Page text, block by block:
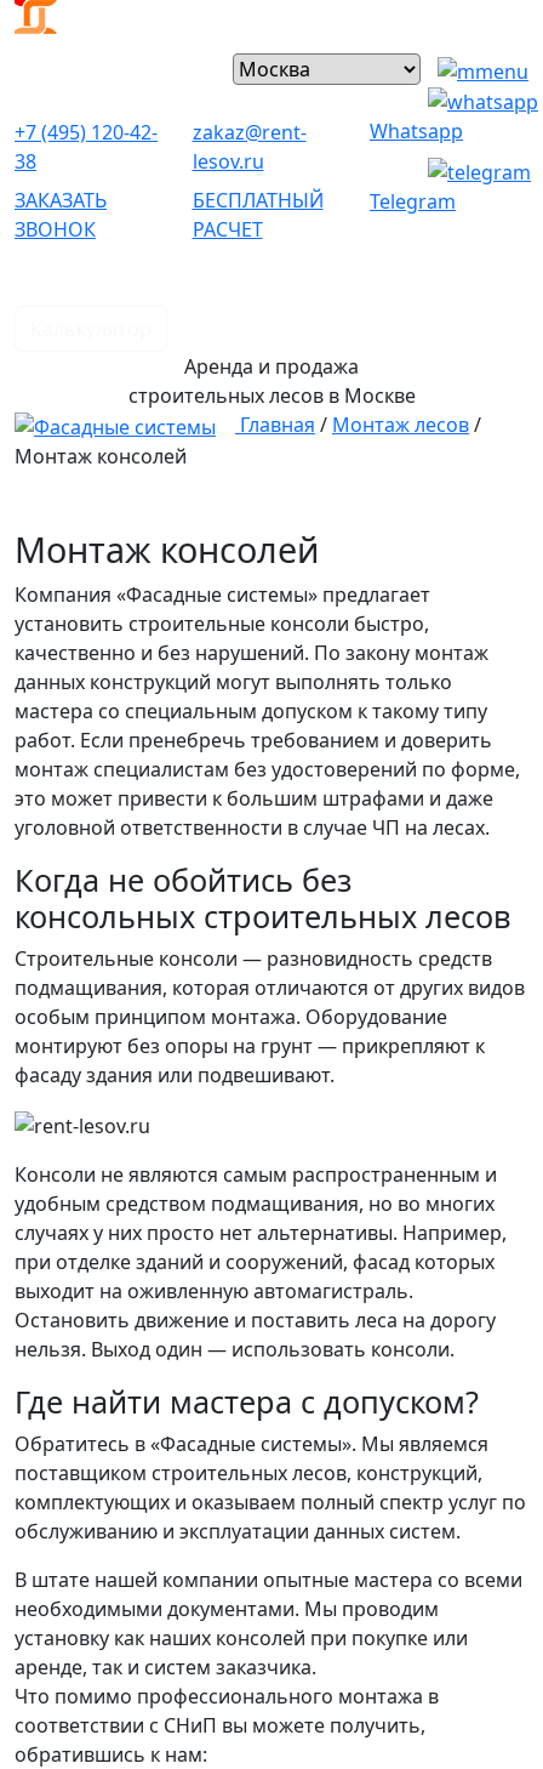
+7 (495) 120-42-
38
ЗАКАЗАТЬ
ЗВОНОК
zakaz@rent-
lesov.ru
БЕСПЛАТНЫЙ
РАСЧЕТ
Whatsapp
Telegram
Аренда и продажа
строительных лесов в Москве
Главная / Монтаж лесов/
Монтаж консолей
Монтаж консолей
Компания «Фасадные системы» предлагает
установить строительные консоли быстро,
качественно и без нарушений. По закону монтаж
данных конструкций могут выполнять только
мастера со специальным допуском к такому типу
работ. Если пренебречь требованием и доверить
монтаж специалистам без удостоверений по форме,
это может привести к большим штрафами и даже
уголовной ответственности в случае ЧП на лесах.
Когда не обойтись без
консольных строительных лесов
Строительные консоли — разновидность средств
подмащивания, которая отличаются от других видов
особым принципом монтажа. Оборудование
монтируют без опоры на грунт — прикрепляют к
фасаду здания или подвешивают.
Консоли не являются самым распространенным и
удобным средством подмащивания, но во многих
случаях у них просто нет альтернативы. Например,
при отделке зданий и сооружений, фасад которых
выходит на оживленную автомагистраль.
Остановить движение и поставить леса на дорогу
нельзя. Выход один — использовать консоли.
Где найти мастера с допуском?
Обратитесь в «Фасадные системы». Мы являемся
поставщиком строительных лесов, конструкций,
комплектующих и оказываем полный спектр услуг по
обслуживанию и эксплуатации данных систем.
В штате нашей компании опытные мастера со всеми
необходимыми документами. Мы проводим
установку как наших консолей при покупке или
аренде, так и систем заказчика.
Что помимо профессионального монтажа в
соответствии с СНиП вы можете получить,
обратившись к нам: